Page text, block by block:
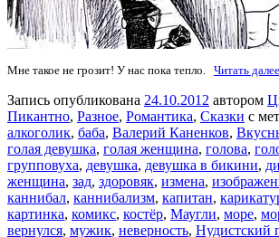
Мне такое не грозит! У нас пока тепло. Читать
Запись опубликована 24.10.2012 автором
Пикантно, Разное, Романтика, Сказки с
алкоголик, баба, Валерий Каненков,
голая девушка, голая женщина, голова,
групповуха, девушка, девушка в бикини,
женщина, зад, здоровяк, измена,
каннибал, каннибализм, капитан,
картинка, комикс, костёр, Маугли, море,
вернулся, мужик, неверность, Нудистский